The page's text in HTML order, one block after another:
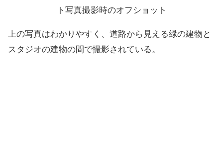
ト写真撮影時のオフショット
上の写真はわかりやすく、道路から見える緑の建物と
スタジオの建物の間で撮影されている。